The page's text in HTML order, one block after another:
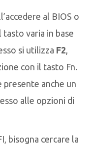
al BIOS o
varia in base
si utilizza F2
con il tasto Fn.
presente anche un
alle opzioni di
bisogna cercare la